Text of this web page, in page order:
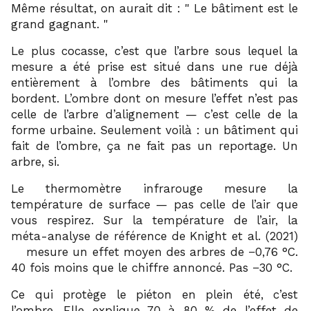
Même résultat, on aurait dit :
Le bâtiment est le
grand gagnant.
Le plus cocasse, c’est que l’arbre sous lequel la
mesure a été prise est situé dans une rue déjà
entièrement à l’ombre des bâtiments qui la
bordent. L’ombre dont on mesure l’effet n’est pas
celle de l’arbre d’alignement — c’est celle de la
forme urbaine. Seulement voilà : un bâtiment qui
fait de l’ombre, ça ne fait pas un reportage. Un
arbre, si.
Le thermomètre infrarouge mesure la
température de surface — pas celle de l’air que
vous respirez. Sur la température de l’air, la
méta-analyse de référence de Knight et al. (2021)
mesure un effet moyen des arbres de −0,76 °C.
40 fois moins que le chiffre annoncé. Pas −30 °C.
Ce qui protège le piéton en plein été, c’est